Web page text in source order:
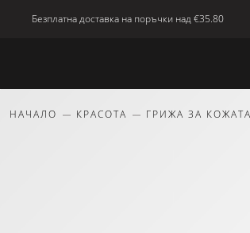
Безплатна доставка на поръчки над€35.80
НАЧАЛО КРАСОТА ГРИЖА ЗА